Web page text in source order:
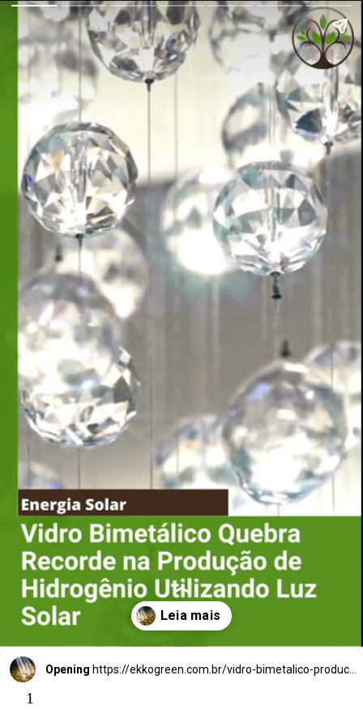
Vidro Bim
etálico
Quebra Recorde
na Produção de
Hidrogênio
Utilizando Luz
Opening https://ekkogreen.com.br/vidro-bimetalico-producao-de-hidrogenio/?utm_source=google&utm_medium=web-stories&utm_campaign=energia-solar
1